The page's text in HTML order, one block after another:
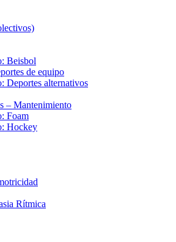
Beisbol
de equipo
Deportes alternativos
– Mantenimiento
Foam
Hockey
Rítmica